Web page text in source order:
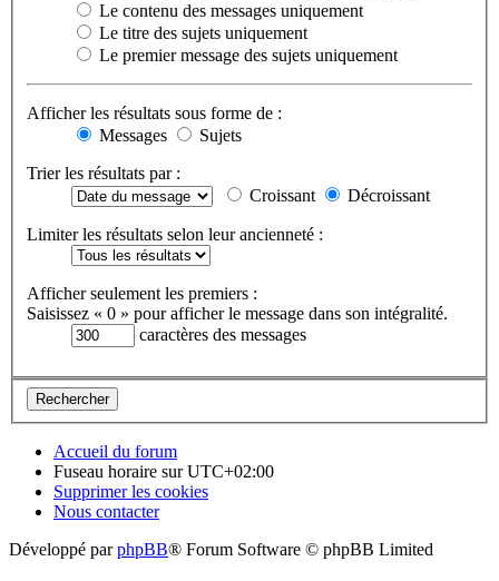
Le contenu des messages uniquement
Le titre des sujets uniquement
Le premier message des sujets uniquement
Afficher les résultats sous forme de :
Messages
Sujets
Trier les résultats par :
Croissant
Décroissant
Limiter les résultats selon leur ancienneté :
Afficher seulement les premiers :
Saisissez « 0 » pour afficher le message dans son intégralité.
caractères des messages
Accueil du forum
Fuseau horaire surUTC+02:00
Supprimer les cookies
Nous contacter
Développé parphpBB® Forum Software © phpBB Limited